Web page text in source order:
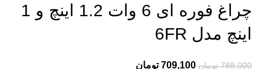
چراغ فوره ای 6 وات 1.2 اینچ و 1
اینچ مدل 6FR
788,000 تومان 709,100 تومان